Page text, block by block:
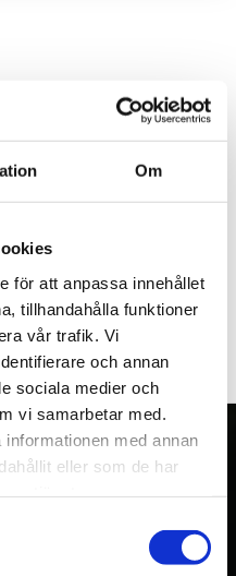
Om
för att anpassa innehållet
tillhandahålla funktioner
vår trafik. Vi
och annan
sociala medier och
vi samarbetar med.
med annan
eller som de har
1512
motor och pump på
vagnar,